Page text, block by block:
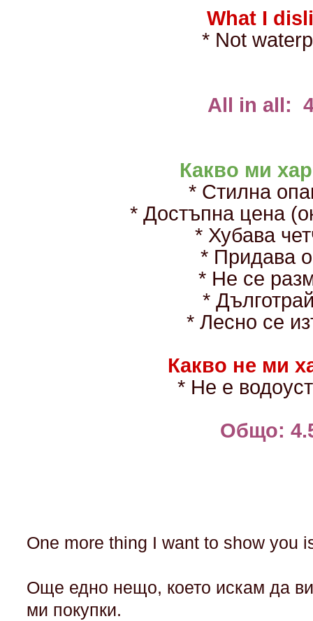
What I
* Not
All in all:
Какво ми
* Стилна
* Достъпна цена
* Хубава
* Придава
* Не се
*
* Лесно се
Какво не ми
* Не е
Общо:
One more thing I want to show you
Още едно нещо, което искам да
ми покупки.